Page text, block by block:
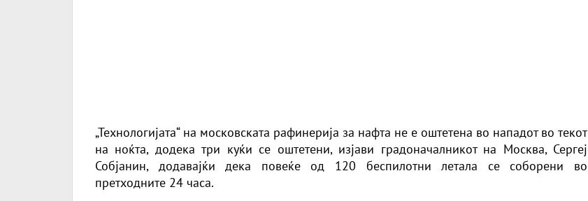
„Технологијата“ на московската рафинерија за нафта не е оштетена во нападот во текот
на ноќта, додека три куќи се оштетени, изјави градоначалникот на Москва, Сергеј
Собјанин, додавајќи дека повеќе од 120 беспилотни летала се соборени во
претходните 24 часа.